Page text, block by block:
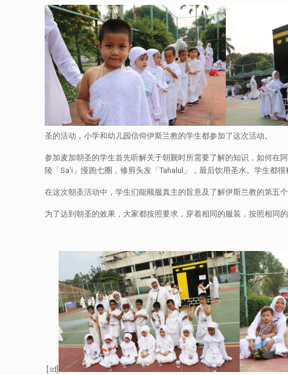
圣的活动，小学和幼儿园信仰伊斯兰教的学生都参加了这次活动。
参加麦加朝圣的学生首先听解关于朝觐时所需要了解的知识，如何在
陵「Sa'i」慢跑七圈，修剪头发「Tahalul」，最后饮用圣水。学生都很
在这次朝圣活动中，学生们能顺服真主的旨意及了解伊斯兰教的第五
为了达到朝圣的效果，大家都按照要求，穿着相同的服装，按照相同
[:id]